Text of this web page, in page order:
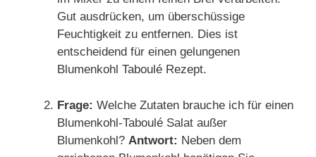
Gut ausdrücken, um überschüssige
Feuchtigkeit zu entfernen. Dies ist
entscheidend für einen gelungenen
Blumenkohl Taboulé Rezept.
Frage: Welche Zutaten brauche ich für einen
Blumenkohl-Taboulé Salat außer
Blumenkohl? Antwort: Neben dem